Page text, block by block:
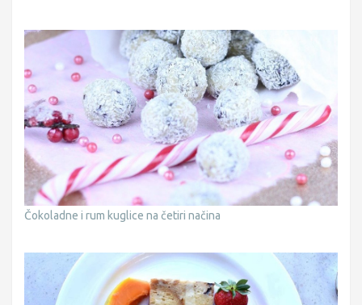
Čokoladne i rum kuglice na četiri načina